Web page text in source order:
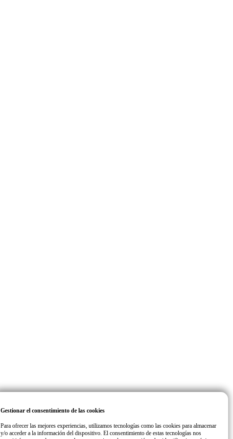
Gestionar el consentimiento de las cookies
Para ofrecer las mejores experiencias, utilizamos tecnologías como las cookies para almacenar
y/o acceder a la información del dispositivo. El consentimiento de estas tecnologías nos